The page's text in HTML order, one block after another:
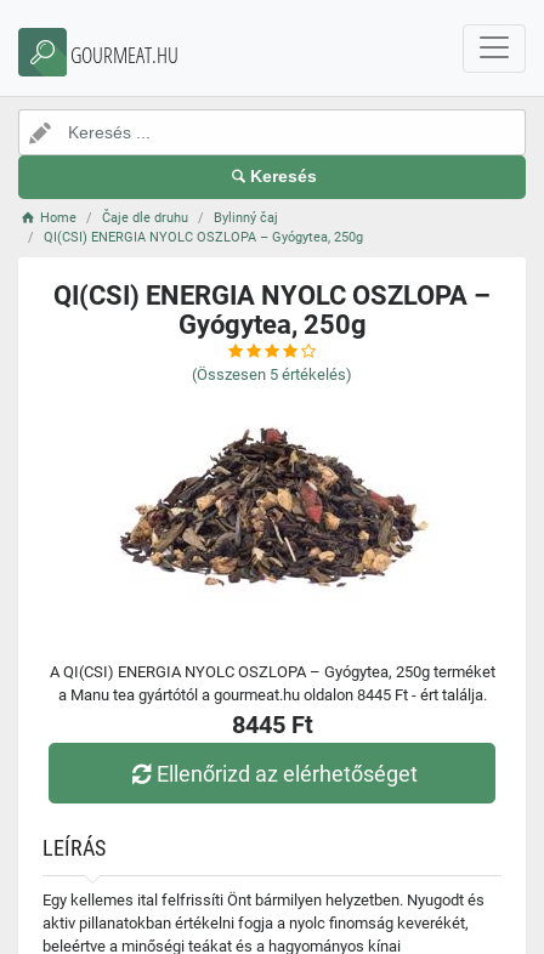
GOURMEAT.HU
Keresés
Home Čaje dle druhu
Bylinný čaj
QI(CSI) ENERGIA NYOLC OSZLOPA – Gyógytea, 250g
QI(CSI) ENERGIA NYOLC OSZLOPA –
Gyógytea, 250g
(Összesen 5 értékelés)
A QI(CSI) ENERGIA NYOLC OSZLOPA – Gyógytea, 250g terméket
a Manu tea gyártótól a gourmeat.hu oldalon 8445 Ft - ért találja.
8445 Ft
Ellenőrizd az elérhetőséget
LEÍRÁS
Egy kellemes ital felfrissíti Önt bármilyen helyzetben. Nyugodt és
aktiv pillanatokban értékelni fogja a nyolc finomság keverékét,
beleértve a minőségi teákat és a hagyományos kínai